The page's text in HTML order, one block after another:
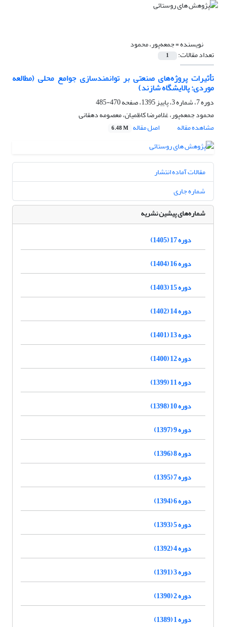
نویسنده =جمعه‌پور، محمود
تعداد مقالات: 1
تأثیرات پروژه‌های صنعتی بر توانمندسازی جوامع محلی (مطالعه
موردی: پالایشگاه شازند)
دوره 7، شماره 3، پاییز 1395، صفحه
470-485
محمود جمعه‌پور، غلامرضا کاظمیان، معصومه دهقانی
مشاهده مقاله
اصل مقاله 6.48 M
مقالات آماده انتشار
شماره جاری
شماره‌های پیشین نشریه
دوره 17 (1405)
دوره 16 (1404)
دوره 15 (1403)
دوره 14 (1402)
دوره 13 (1401)
دوره 12 (1400)
دوره 11 (1399)
دوره 10 (1398)
دوره 9 (1397)
دوره 8 (1396)
دوره 7 (1395)
دوره 6 (1394)
دوره 5 (1393)
دوره 4 (1392)
دوره 3 (1391)
دوره 2 (1390)
دوره 1 (1389)